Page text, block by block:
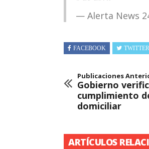
— Alerta News
FACEBOOK TWITTER
Publicaciones
Gobierno
cumplimiento
domiciliar
ARTÍCULOS